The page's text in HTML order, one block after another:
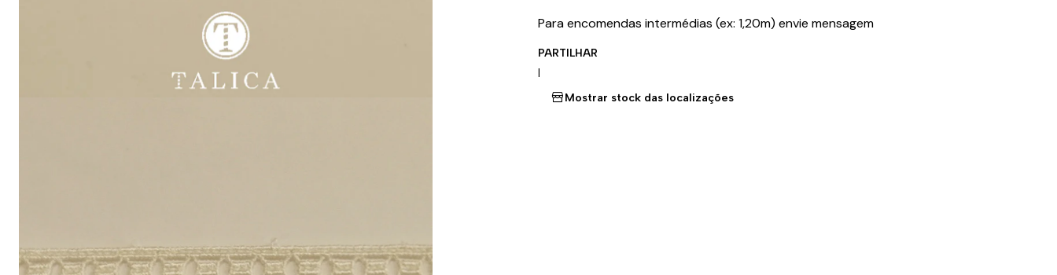
Para encomendas intermédias (ex: 1,20m) envie mensagem
PARTILHAR
|
Mostrar stock das localizações